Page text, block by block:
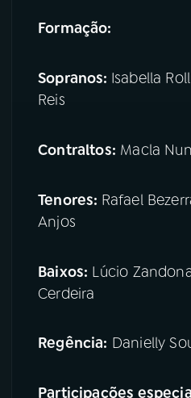
Formação:
Sopranos: Isabella
Reis
Contraltos: Macla
Tenores: Rafael
Anjos
Baixos: Lúcio
Cerdeira
Regência: Danielly
Participações